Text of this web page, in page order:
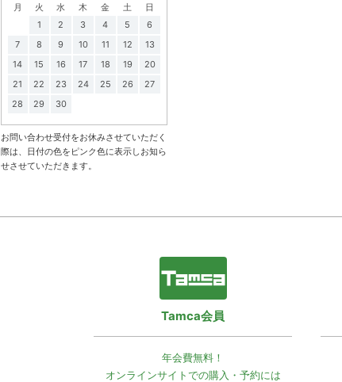
月 火 水 木 金 土
日
1
2 3 4 5
6
7
8 9 10 11 12
13
14
15 16 17 18 19
20
21
22 23 24 25 26
27
28
29 30
お問い合わせ受付をお休みさせていただく
際は、日付の色をピンク色に表示しお知ら
せさせていただきます。
Tamca会員
年会費無料！
オンラインサイトでの購入・予約には